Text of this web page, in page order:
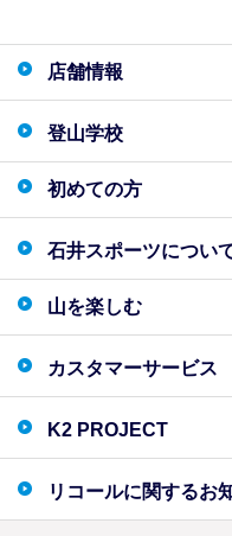
店舗情報
登山学校
初めての方
石井スポーツについ
山を楽しむ
カスタマーサービス
K2 PROJECT
リコールに関するお